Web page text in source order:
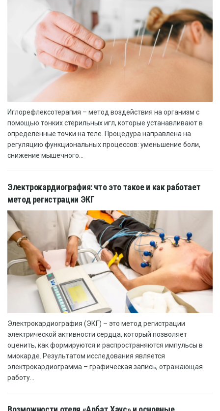
Иглорефлексотерапия – метод воздействия на организм с
помощью тонких стерильных игл, которые устанавливают в
определённые точки на теле. Процедура направлена на
регуляцию функциональных процессов: уменьшение боли,
снижение мышечного...
Электрокардиография: что это такое и как работает
метод регистрации ЭКГ
Электрокардиография (ЭКГ) – это метод регистрации
электрической активности сердца, который позволяет
оценить, как формируются и распространяются импульсы в
миокарде. Результатом исследования является
электрокардиограмма – графическая запись, отражающая
работу...